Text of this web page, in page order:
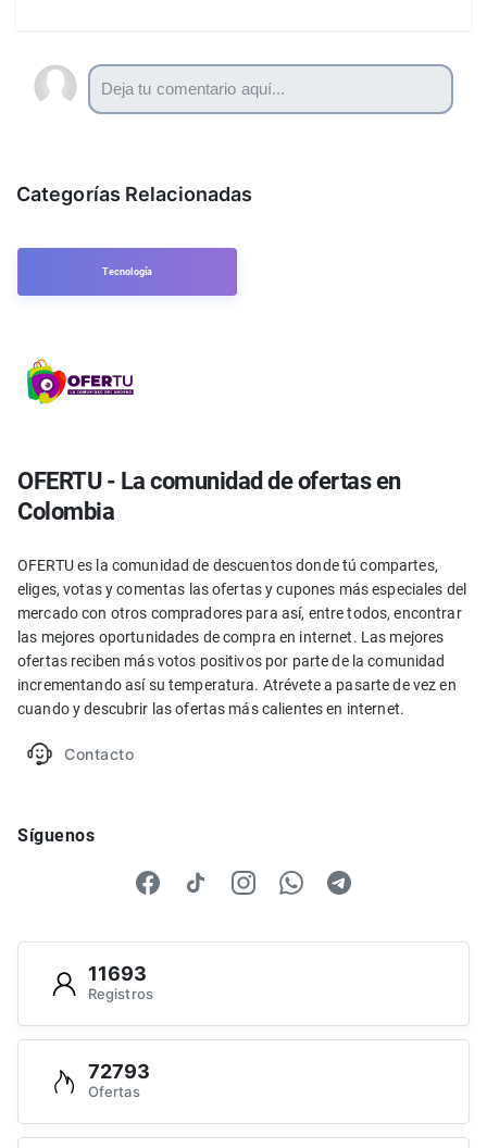
Categorías Relacionadas
Tecnología
OFERTU - La comunidad de ofertas en
Colombia
OFERTU es la comunidad de descuentos donde tú compartes,
eliges, votas y comentas las ofertas y cupones más especiales del
mercado con otros compradores para así, entre todos, encontrar
las mejores oportunidades de compra en internet. Las mejores
ofertas reciben más votos positivos por parte de la comunidad
incrementando así su temperatura. Atrévete a pasarte de vez en
cuando y descubrir las ofertas más calientes en internet.
Contacto
Síguenos
11693
Registros
72793
Ofertas